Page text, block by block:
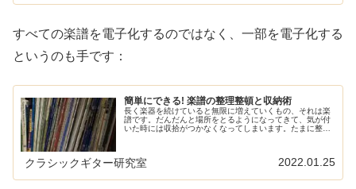
すべての楽譜を電子化するのではなく、一部を電子化する
というのも手です：
簡単にできる! 楽譜の整理整頓と収納術
長く楽器を続けていると無限に増えていくもの、それは楽
譜です。だんだんと場所をとるようになってきて、気が付
いた時には収拾がつかなくなってしまいます。たまに整理
クラシックギター研究室 2022.01.25